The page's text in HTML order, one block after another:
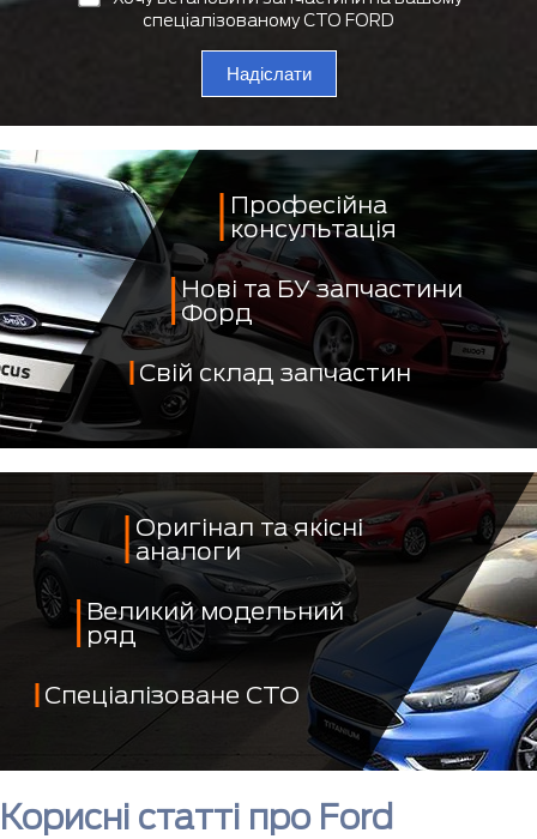
спеціалізованому СТО FORD
Надіслати
Професійна
консультація
Нові та БУ запчастини
Форд
Свій склад запчастин
Оригінал та якісні
аналоги
Великий модельний
ряд
Спеціалізоване СТО
Корисні статті про Ford